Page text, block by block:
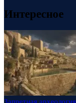
Интересное
Запретная археология